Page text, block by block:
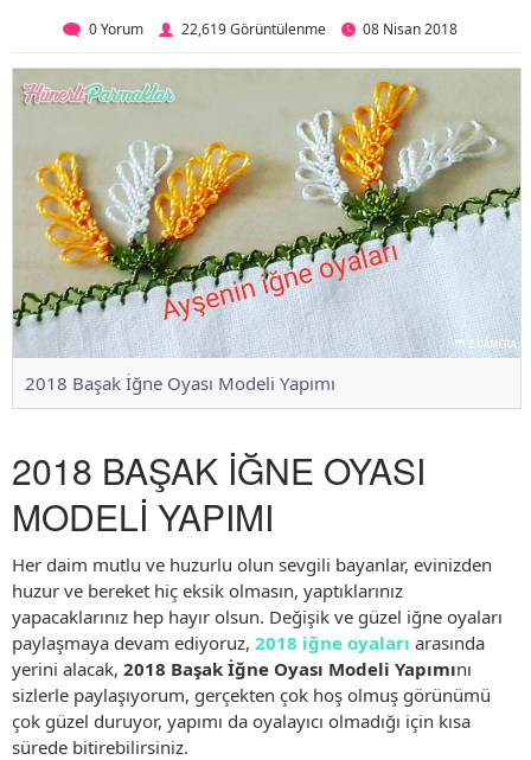
0 Yorum 22,619 Görüntülenme 08 Nisan 2018
2018 Başak İğne Oyası Modeli Yapımı
2018 BAŞAK İĞNE OYASI
MODELİ YAPIMI
Her daim mutlu ve huzurlu olun sevgili bayanlar, evinizden
huzur ve bereket hiç eksik olmasın, yaptıklarınız
yapacaklarınız hep hayır olsun. Değişik ve güzel iğne oyaları
paylaşmaya devam ediyoruz, 2018 iğne oyaları arasında
yerini alacak, 2018 Başak İğne Oyası Modeli Yapımını
sizlerle paylaşıyorum, gerçekten çok hoş olmuş görünümü
çok güzel duruyor, yapımı da oyalayıcı olmadığı için kısa
sürede bitirebilirsiniz.